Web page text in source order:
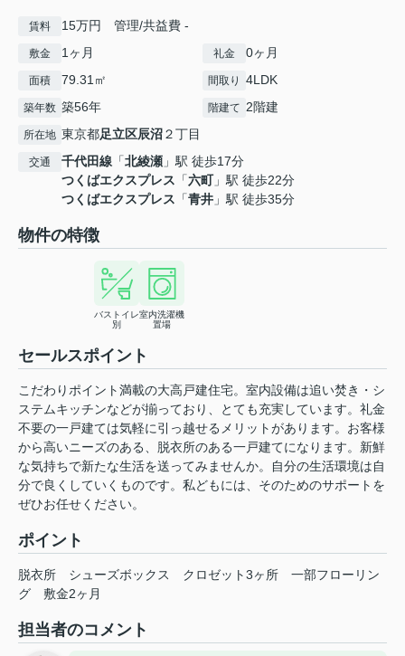
賃料 15万円 管理/共益費 -
敷金 1ヶ月 礼金 0ヶ月
面積 79.31㎡ 間取り 4LDK
築年数 築56年 階建て 2階建
所在地 東京都足立区辰沼２丁目
交通 千代田線 「北綾瀬 」駅 徒歩17分
つくばエクスプレス 「六町」駅 徒歩22分
つくばエクスプレス 「青井 」駅 徒歩35分
物件の特徴
バストイレ
別
室内洗濯機
置場
セールスポイント
こだわりポイント満載の大高戸建住宅。室内設備は追い焚き・シ
ステムキッチンなどが揃っており、とても充実しています。礼金
不要の一戸建ては気軽に引っ越せるメリットがあります。お客様
から高いニーズのある、脱衣所のある一戸建てになります。新鮮
な気持ちで新たな生活を送ってみませんか。自分の生活環境は自
分で良くしていくものです。私どもには、そのためのサポートを
ぜひお任せください。
ポイント
脱衣所 シューズボックス クロゼット3ヶ所
一部フローリン
グ
敷金2ヶ月
担当者のコメント